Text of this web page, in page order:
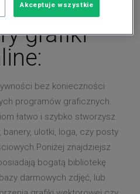
grafiki
bez konieczności
programów graficznych.
łatwo i szybko stworzysz
banery, ulotki, loga, czy posty
znajdziejsz
bogatą bibliotekę
darmowych zdjęć, lub
Akceptuje wszystkie